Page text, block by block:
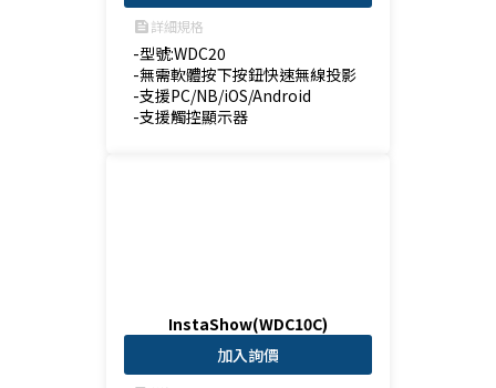
feed詳細規格
-型號:WDC20
-無需軟體按下按鈕快速無線投影
-支援PC/NB/iOS/Android
-支援觸控顯示器
InstaShow(WDC10C)
加入詢價